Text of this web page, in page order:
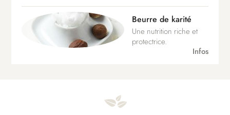
Beurre de karité
Une nutrition riche et
protectrice.
Infos